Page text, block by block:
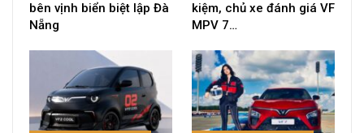
bên vịnh biển biệt lập Đà
Nẵng
kiệm, chủ xe đánh giá VF
MPV 7…